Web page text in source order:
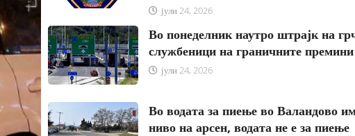
јули 24, 2026
Во понеделник наутро штрајк на
службеници на граничните премини
јули 24, 2026
Во водата за пиење во Валандово
ниво на арсен, водата не е за пиење